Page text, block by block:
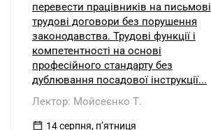
перевести працівників на письмові
трудові договори без порушення
законодавства. Трудові функції і
компетентності на основі
професійного стандарту без
дублювання посадової інструкції...
Лектор: Мойсеєнко Т.
14 серпня, пʼятниця